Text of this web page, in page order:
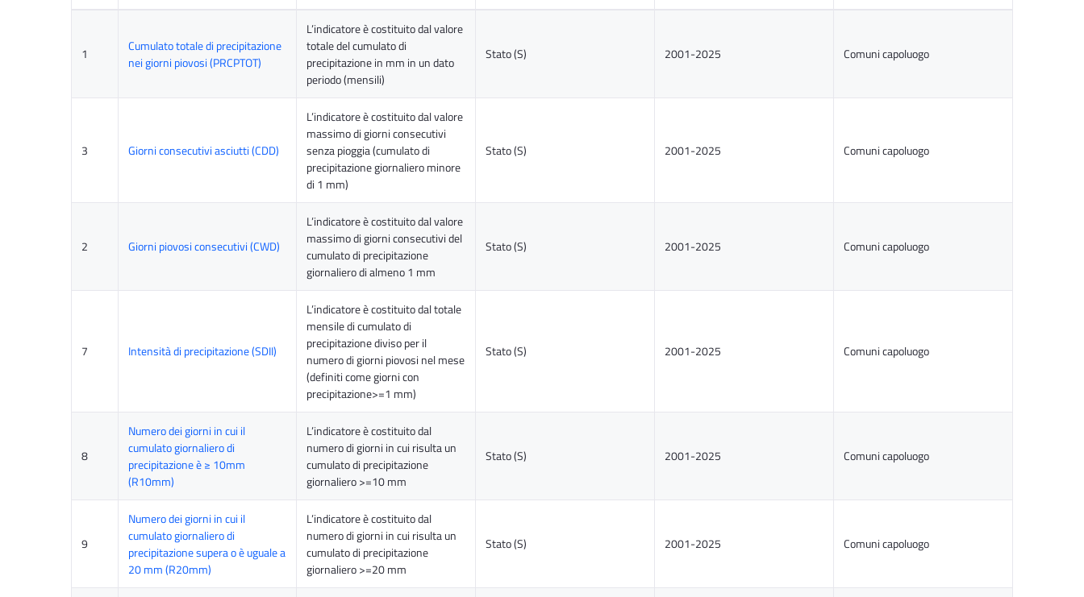
1
Cumulato totale di precipitazione
nei giorni piovosi (PRCPTOT)
L’indicatore è costituito dal valore
totale del cumulato di
precipitazione in mm in un dato
periodo (mensili)
Stato (S) 2001-2025 Comuni capoluogo
3 Giorni consecutivi asciutti (CDD)
L’indicatore è costituito dal valore
massimo di giorni consecutivi
senza pioggia (cumulato di
precipitazione giornaliero minore
di 1 mm)
Stato (S) 2001-2025 Comuni capoluogo
2 Giorni piovosi consecutivi (CWD)
L’indicatore è costituito dal valore
massimo di giorni consecutivi del
cumulato di precipitazione
giornaliero di almeno 1 mm
Stato (S) 2001-2025 Comuni capoluogo
7 Intensità di precipitazione (SDII)
L’indicatore è costituito dal totale
mensile di cumulato di
precipitazione diviso per il
numero di giorni piovosi nel mese
(definiti come giorni con
precipitazione>=1 mm)
Stato (S) 2001-2025 Comuni capoluogo
8
Numero dei giorni in cui il
cumulato giornaliero di
precipitazione è ≥ 10mm
(R10mm)
L’indicatore è costituito dal
numero di giorni in cui risulta un
cumulato di precipitazione
giornaliero >=10 mm
Stato (S) 2001-2025 Comuni capoluogo
9
Numero dei giorni in cui il
cumulato giornaliero di
precipitazione supera o è uguale a
20 mm (R20mm)
L’indicatore è costituito dal
numero di giorni in cui risulta un
cumulato di precipitazione
giornaliero >=20 mm
Stato (S) 2001-2025 Comuni capoluogo